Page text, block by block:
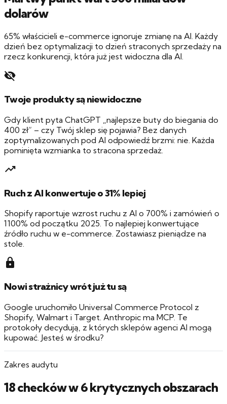
dolarów
65% właścicieli e-commerce ignoruje zmianę na AI. Każdy
dzień bez optymalizacji to dzień straconych sprzedaży na
rzecz konkurencji, która już jest widoczna dla AI.
visibility_off
Twoje produkty są niewidoczne
Gdy klient pyta ChatGPT „najlepsze buty do biegania do
400 zł” – czy Twój sklep się pojawia? Bez danych
zoptymalizowanych pod AI odpowiedź brzmi: nie. Każda
pominięta wzmianka to stracona sprzedaż.
trending_up
Ruch z AI konwertuje o 31% lepiej
Shopify raportuje wzrost ruchu z AI o 700% i zamówień o
1100% od początku 2025. To najlepiej konwertujące
źródło ruchu w e-commerce. Zostawiasz pieniądze na
stole.
lock
Nowi strażnicy wrót już tu są
Google uruchomiło Universal Commerce Protocol z
Shopify, Walmart i Target. Anthropic ma MCP. Te
protokoły decydują, z których sklepów agenci AI mogą
kupować. Jesteś w środku?
Zakres audytu
18 checków w 6 krytycznych obszarach